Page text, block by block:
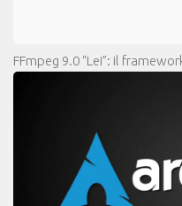
FFmpeg 9.0 “Lei”: il